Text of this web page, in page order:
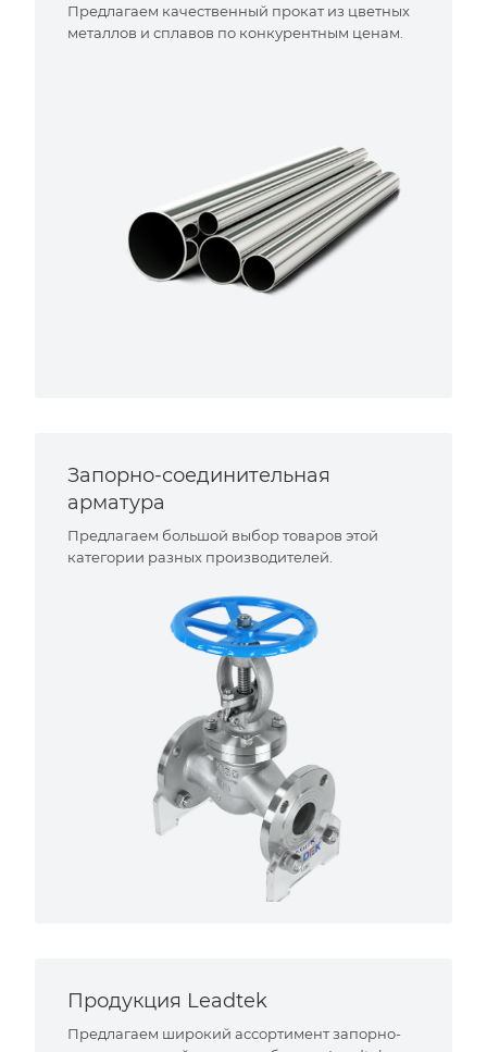
Предлагаем качественный прокат из цветных
металлов и сплавов по конкурентным ценам.
Запорно-соединительная
арматура
Предлагаем большой выбор товаров этой
категории разных производителей.
Продукция Leadtek
Предлагаем широкий ассортимент запорно-